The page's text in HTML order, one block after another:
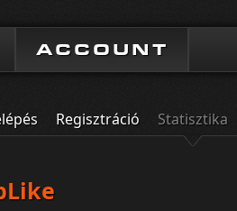
ACCOUNT
Regisztráció Statisztika